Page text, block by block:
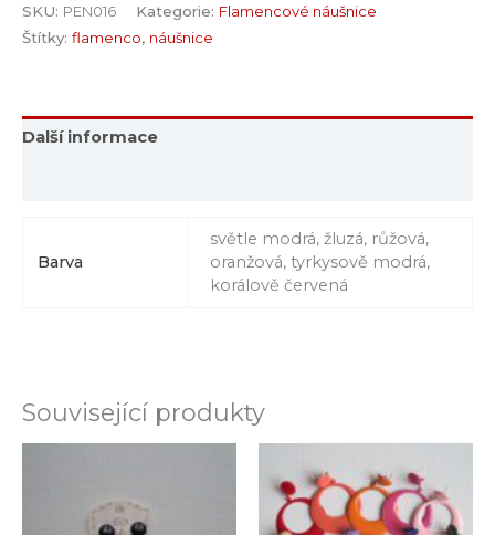
SKU: PEN016 Kategorie: Flamencové náušnice
Štítky: flamenco, náušnice
Další informace
Barva
světle modrá, žluzá, růžová,
oranžová, tyrkysově modrá,
korálově červená
Související produkty